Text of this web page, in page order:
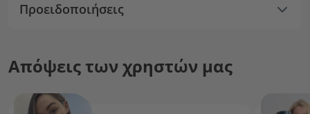
Προειδοποιήσεις
Απόψεις των χρηστών μας